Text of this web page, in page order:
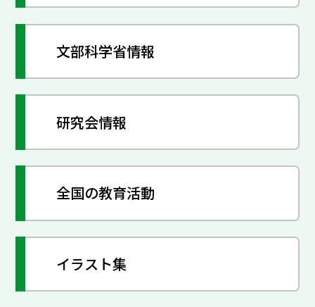
文部科学省情報
研究会情報
全国の教育活動
イラスト集